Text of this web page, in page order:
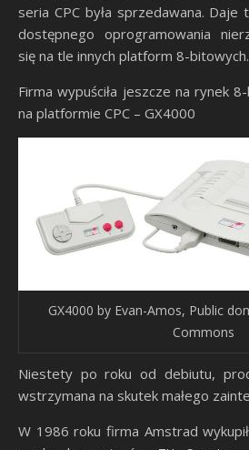
seria CPC była sprzedawana.
dostępnego oprogramowania
się na tle innych platform 8-bitowych.
Firma wypuściła jeszcze na rynek
na platformie CPC – GX4000
GX4000 by Evan-Amos, Public
Commons
Niestety po roku od debiutu,
wstrzymana na skutek małego
W 1986 roku firma Amstrad